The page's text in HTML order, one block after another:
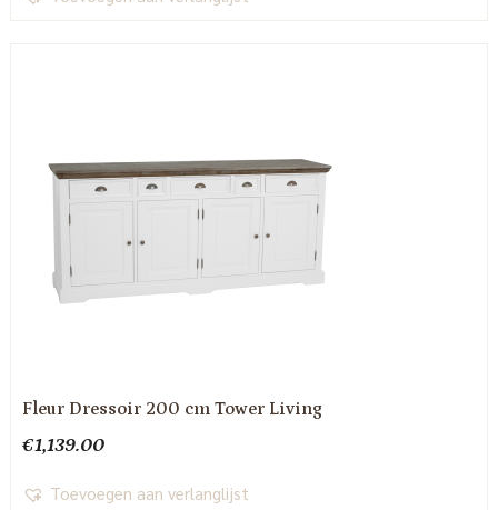
Fleur Dressoir 200 cm Tower Living
€1,139.00
Toevoegen aan verlanglijst